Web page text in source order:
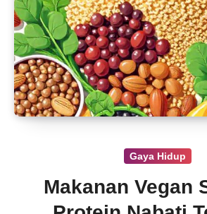
Gaya Hidup
Makanan Vegan